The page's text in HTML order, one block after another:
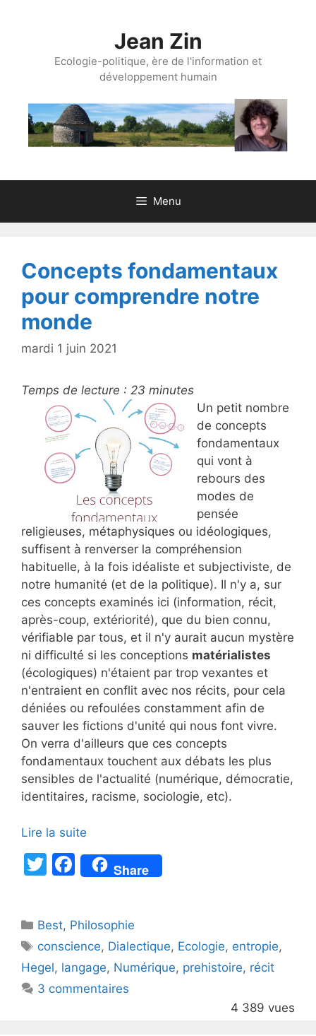
Jean Zin
Ecologie-politique, ère de l'information et
développement humain
Menu
Concepts fondamentaux
pour comprendre notre
monde
mardi 1 juin 2021
Temps de lecture : 23 minutes
Un petit nombre
de concepts
fondamentaux
qui vont à
rebours des
modes de
pensée
religieuses, métaphysiques ou idéologiques,
suffisent à renverser la compréhension
habituelle, à la fois idéaliste et subjectiviste, de
notre humanité (et de la politique). Il n'y a, sur
ces concepts examinés ici (information, récit,
après-coup, extériorité), que du bien connu,
vérifiable par tous, et il n'y aurait aucun mystère
ni difficulté si les conceptions matérialistes
(écologiques) n'étaient par trop vexantes et
n'entraient en conflit avec nos récits, pour cela
déniées ou refoulées constamment afin de
sauver les fictions d'unité qui nous font vivre.
On verra d'ailleurs que ces concepts
fondamentaux touchent aux débats les plus
sensibles de l'actualité (numérique, démocratie,
identitaires, racisme, sociologie, etc).
Lire la suite
T
er
F
a
e
b
o
o
Share
Catégories
Best, Philosophie
Étiquettes
conscience, Dialectique, Ecologie, entropie,
Hegel, langage, Numérique, prehistoire, récit
3 commentaires
4 389 vues